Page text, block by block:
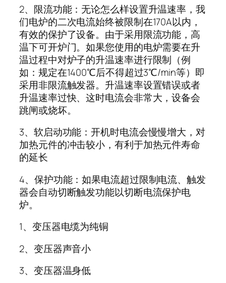
2、限流功能：无论怎么样设置升温速率，我
们电炉的二次电流始终被限制在170A以内，
有效的保护了设备。由于采用限流功能，高
温下可开炉门。如果您使用的电炉需要在升
温过程中对炉子的升温速率进行限制（例
如：规定在1400℃后不得超过3℃/min等）即
采用非限流触发器。升温速率设置错误或者
升温速率过快、这时电流会非常大，设备会
跳闸或烧坏。
3、软启动功能：开机时电流会慢慢增大，对
加热元件的冲击较小，有利于加热元件寿命
的延长
4、保护功能：如果电流超过限制电流、触发
器会自动切断触发功能以切断电流保护电
炉。
1、变压器电缆为纯铜
2、变压器声音小
3、变压器温身低